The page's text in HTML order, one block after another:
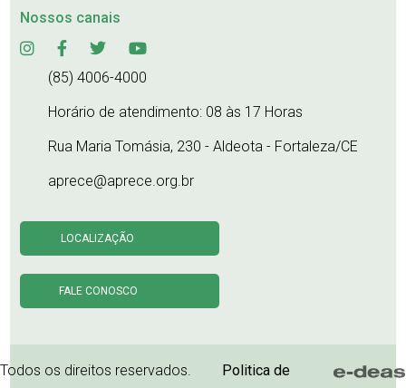
Nossos canais
(85) 4006-4000
Horário de atendimento: 08 às 17 Horas
Rua Maria Tomásia, 230 - Aldeota - Fortaleza/CE
aprece@aprece.org.br
LOCALIZAÇÃO
FALE CONOSCO
Todos os direitos reservados.
Politica de